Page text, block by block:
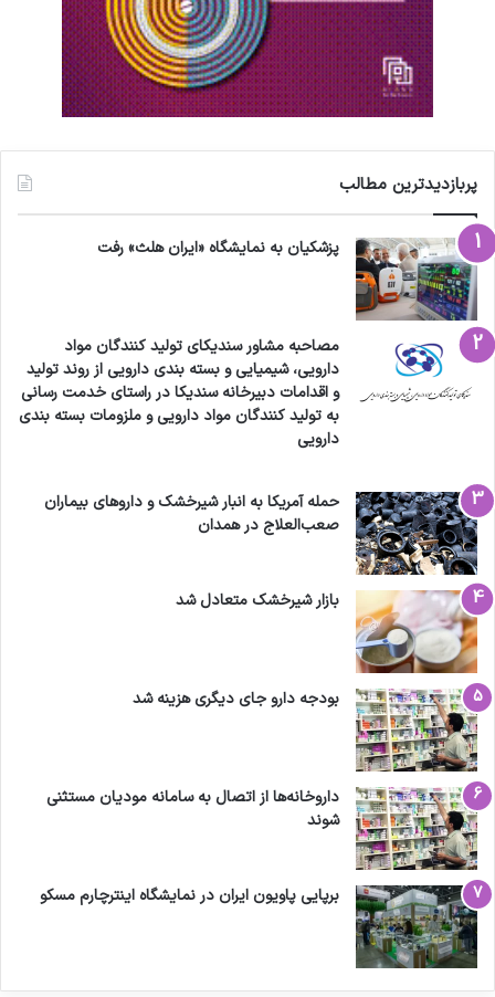
پربازدیدترین مطالب
پزشکیان به نمایشگاه «ایران هلث» رفت
مصاحبه مشاور سندیکای تولید کنندگان مواد
دارویی، شیمیایی و بسته بندی دارویی از روند تولید
و اقدامات دبیرخانه سندیکا در راستای خدمت رسانی
به تولید کنندگان مواد دارویی و ملزومات بسته بندی
دارویی
حمله آمریکا به انبار شیرخشک و داروهای بیماران
صعب‌العلاج در همدان
بازار شیرخشک متعادل شد
بودجه دارو جای دیگری هزینه شد
داروخانه‌ها از اتصال به سامانه مودیان مستثنی
شوند
برپایی پاویون ایران در نمایشگاه اینترچارم مسکو